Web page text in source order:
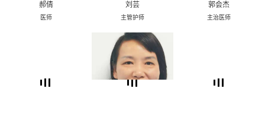
郝倩
医师
刘芸
主管护师
郭会杰
主治医师